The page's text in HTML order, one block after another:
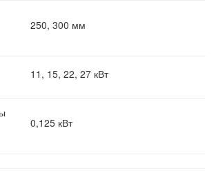
250, 300 мм
11, 15, 22, 27 кВт
0,125 кВт